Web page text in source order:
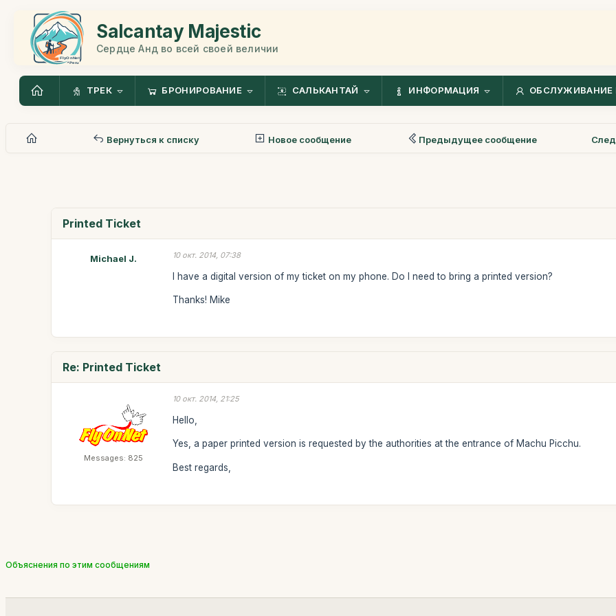
Salcantay Majestic
Сердце Анд во всей своей величии
ТРЕК БРОНИРОВАНИЕ САЛЬКАНТАЙ ИНФОРМАЦИЯ ОБСЛУЖИВАНИЕ
Вернуться к списку Новое сообщение Предыдущее сообщение
Printed Ticket
Michael J. 10 окт. 2014, 07:38
I have a digital version of my ticket on my phone. Do I need to bring a printed version?
Thanks! Mike
Re: Printed Ticket
Messages: 825
10 окт. 2014, 21:25
Hello,
Yes, a paper printed version is requested by the authorities at the entrance of Machu Picchu.
Best regards,
Объяснения по этим сообщениям